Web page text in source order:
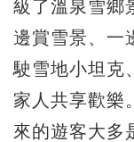
級了溫泉雪鄉
邊賞雪景、一
駛雪地小坦克
家人共享歡樂
來的遊客大多